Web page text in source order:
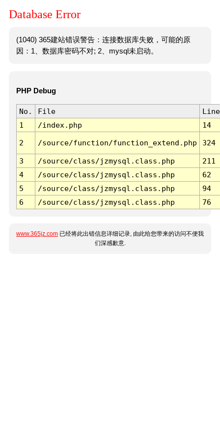
Database Error
(1040) 365建站错误警告：连接数据库失败，可能的原
因：1、数据库密码不对; 2、mysql未启动。
PHP Debug
No. File
Line
1
/index.php 14
2 /source/function/function_extend.php 324
3 /source/class/jzmysql.class.php
211
4
/source/class/jzmysql.class.php
62
5
/source/class/jzmysql.class.php
94
6
/source/class/jzmysql.class.php 76
www.365jz.com 已经将此出错信息详细记录, 由此给您带来的访问不便我
们深感歉意.